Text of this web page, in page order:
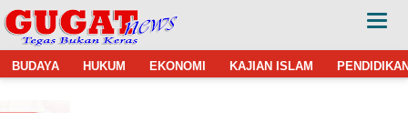
BUDAYA HUKUM EKONOMI KAJIAN ISLAM